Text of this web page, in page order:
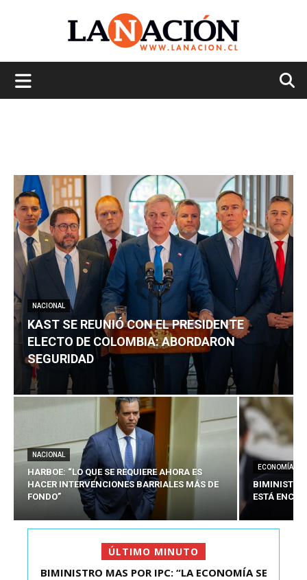
NACIONAL
KAST SE REUNIÓ CON EL PRESIDENTE
ELECTO DE COLOMBIA: ABORDARON
SEGURIDAD
NACIONAL
HARBOE: “LO QUE SE REQUIERE AHORA ES
HACER INTERVENCIONES BARRIALES MÁS DE
FONDO”
ECONOMÍA
BIMINISTRO
ESTÁ
ÚLTIMO MINUTO
KAST SE REUNIÓ CON EL PRESIDENTE ELECTO DE
BIMINISTRO MAS POR IPC: “LA ECONOMÍA SE